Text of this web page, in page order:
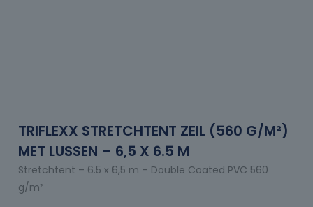
TRIFLEXX STRETCHTENT ZEIL (560 G/M²)
MET LUSSEN – 6,5 X 6.5 M
Stretchtent – 6.5 x 6,5 m – Double Coated PVC 560
g/m²